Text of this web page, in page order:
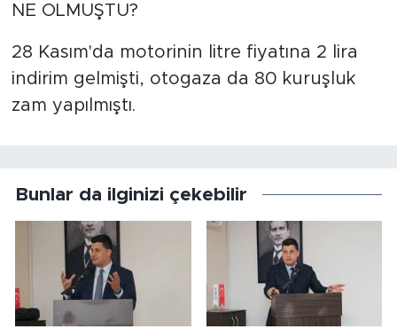
NE OLMUŞTU?
28 Kasım'da motorinin litre fiyatına 2 lira
indirim gelmişti, otogaza da 80 kuruşluk
zam yapılmıştı.
Bunlar da ilginizi çekebilir